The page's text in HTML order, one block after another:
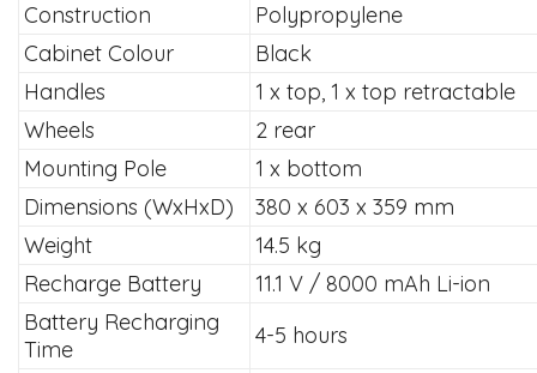
Construction
Polypropylene
Cabinet Colour
Black
Handles
1 x top, 1 x top retractable
Wheels
2 rear
Mounting Pole
1 x bottom
Dimensions (WxHxD)
380 x 603 x 359 mm
Weight
14.5 kg
Recharge Battery
11.1 V / 8000 mAh Li-ion
Battery Recharging
Time
4-5 hours